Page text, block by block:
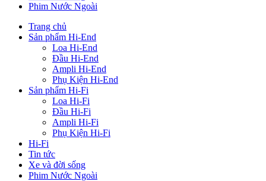
Phim Nước Ngoài
Trang chủ
Sản phẩm Hi-End
Loa Hi-End
Đầu Hi-End
Ampli Hi-End
Phụ Kiện Hi-End
Sản phẩm Hi-Fi
Loa Hi-Fi
Đầu Hi-Fi
Ampli Hi-Fi
Phụ Kiện Hi-Fi
Hi-Fi
Tin tức
Xe và đời sống
Phim Nước Ngoài